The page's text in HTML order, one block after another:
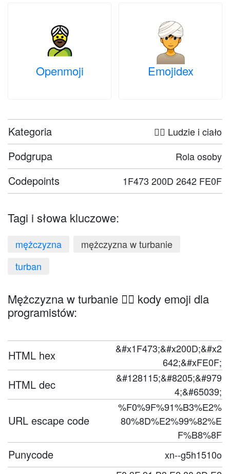
Openmoji Emojidex
Kategoria 🤦‍♀️ Ludzie i ciało
Podgrupa Rola osoby
Codepoints 1F473 200D 2642 FE0F
Tagi i słowa kluczowe:
mężczyzna
mężczyzna w turbanie
turban
Mężczyzna w turbanie 👳‍♂️ kody emoji dla
programistów:
HTML hex
&#x1F473;&#x200D;&#x2
642;&#xFE0F;
HTML dec
&#128115;&#8205;&#979
4;&#65039;
URL escape code
%F0%9F%91%B3%E2%
80%8D%E2%99%82%E
F%B8%8F
Punycode
xn--g5h1510o